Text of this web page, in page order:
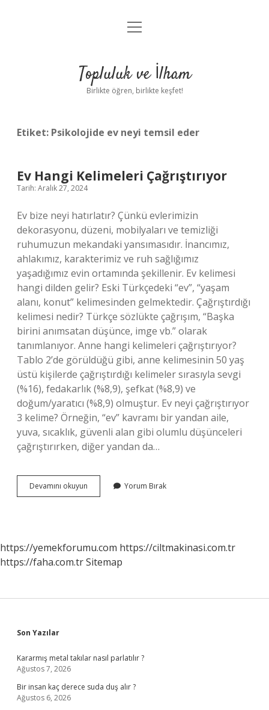
Anasayfa
Yasal Uyarı
menüyü
Topluluk ve İlham
Birlikte öğren, birlikte keşfet!
Etiket: Psikolojide ev neyi temsil eder
Ev Hangi Kelimeleri Çağrıştırıyor
Tarih: Aralık 27, 2024
Ev bize neyi hatırlatır? Çünkü evlerimizin
dekorasyonu, düzeni, mobilyaları ve temizliği
ruhumuzun mekandaki yansımasıdır. İnancımız,
ahlakımız, karakterimiz ve ruh sağlığımız
yaşadığımız evin ortamında şekillenir. Ev kelimesi
hangi dilden gelir? Eski Türkçedeki “ev”, “yaşam
alanı, konut” kelimesinden gelmektedir. Çağrıştırdığı
kelimesi nedir? Türkçe sözlükte çağrışım, “Başka
birini anımsatan düşünce, imge vb.” olarak
tanımlanıyor. Anne hangi kelimeleri çağrıştırıyor?
Tablo 2’de görüldüğü gibi, anne kelimesinin 50 yaş
üstü kişilerde çağrıştırdığı kelimeler sırasıyla sevgi
(%16), fedakarlık (%8,9), şefkat (%8,9) ve
doğum/yaratıcı (%8,9) olmuştur. Ev neyi çağrıştırıyor
3 kelime? Örneğin, “ev” kavramı bir yandan aile,
yuva, sıcaklık, güvenli alan gibi olumlu düşünceleri
çağrıştırırken, diğer yandan da…
Devamını okuyun
Hangi
Yorum Bırak
https://yemekforumu.com https://ciltmakinasi.com.tr
https://faha.com.trSitemap
Sidebar
Son Yazılar
Kararmış metal takılar nasıl parlatılır ?
Ağustos 7, 2026
Bir insan kaç derece suda duş alır ?
Ağustos 6, 2026